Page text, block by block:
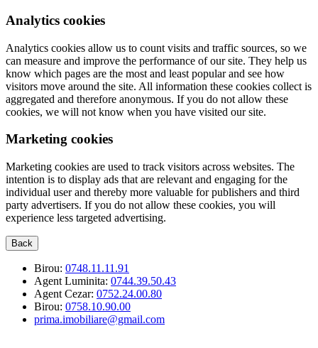
Analytics cookies
Analytics cookies allow us to count visits and traffic sources, so we
can measure and improve the performance of our site. They help us
know which pages are the most and least popular and see how
visitors move around the site. All information these cookies collect is
aggregated and therefore anonymous. If you do not allow these
cookies, we will not know when you have visited our site.
Marketing cookies
Marketing cookies are used to track visitors across websites. The
intention is to display ads that are relevant and engaging for the
individual user and thereby more valuable for publishers and third
party advertisers. If you do not allow these cookies, you will
experience less targeted advertising.
Back
Birou: 0748.11.11.91
Agent Luminita: 0744.39.50.43
Agent Cezar: 0752.24.00.80
Birou: 0758.10.90.00
prima.imobiliare@gmail.com